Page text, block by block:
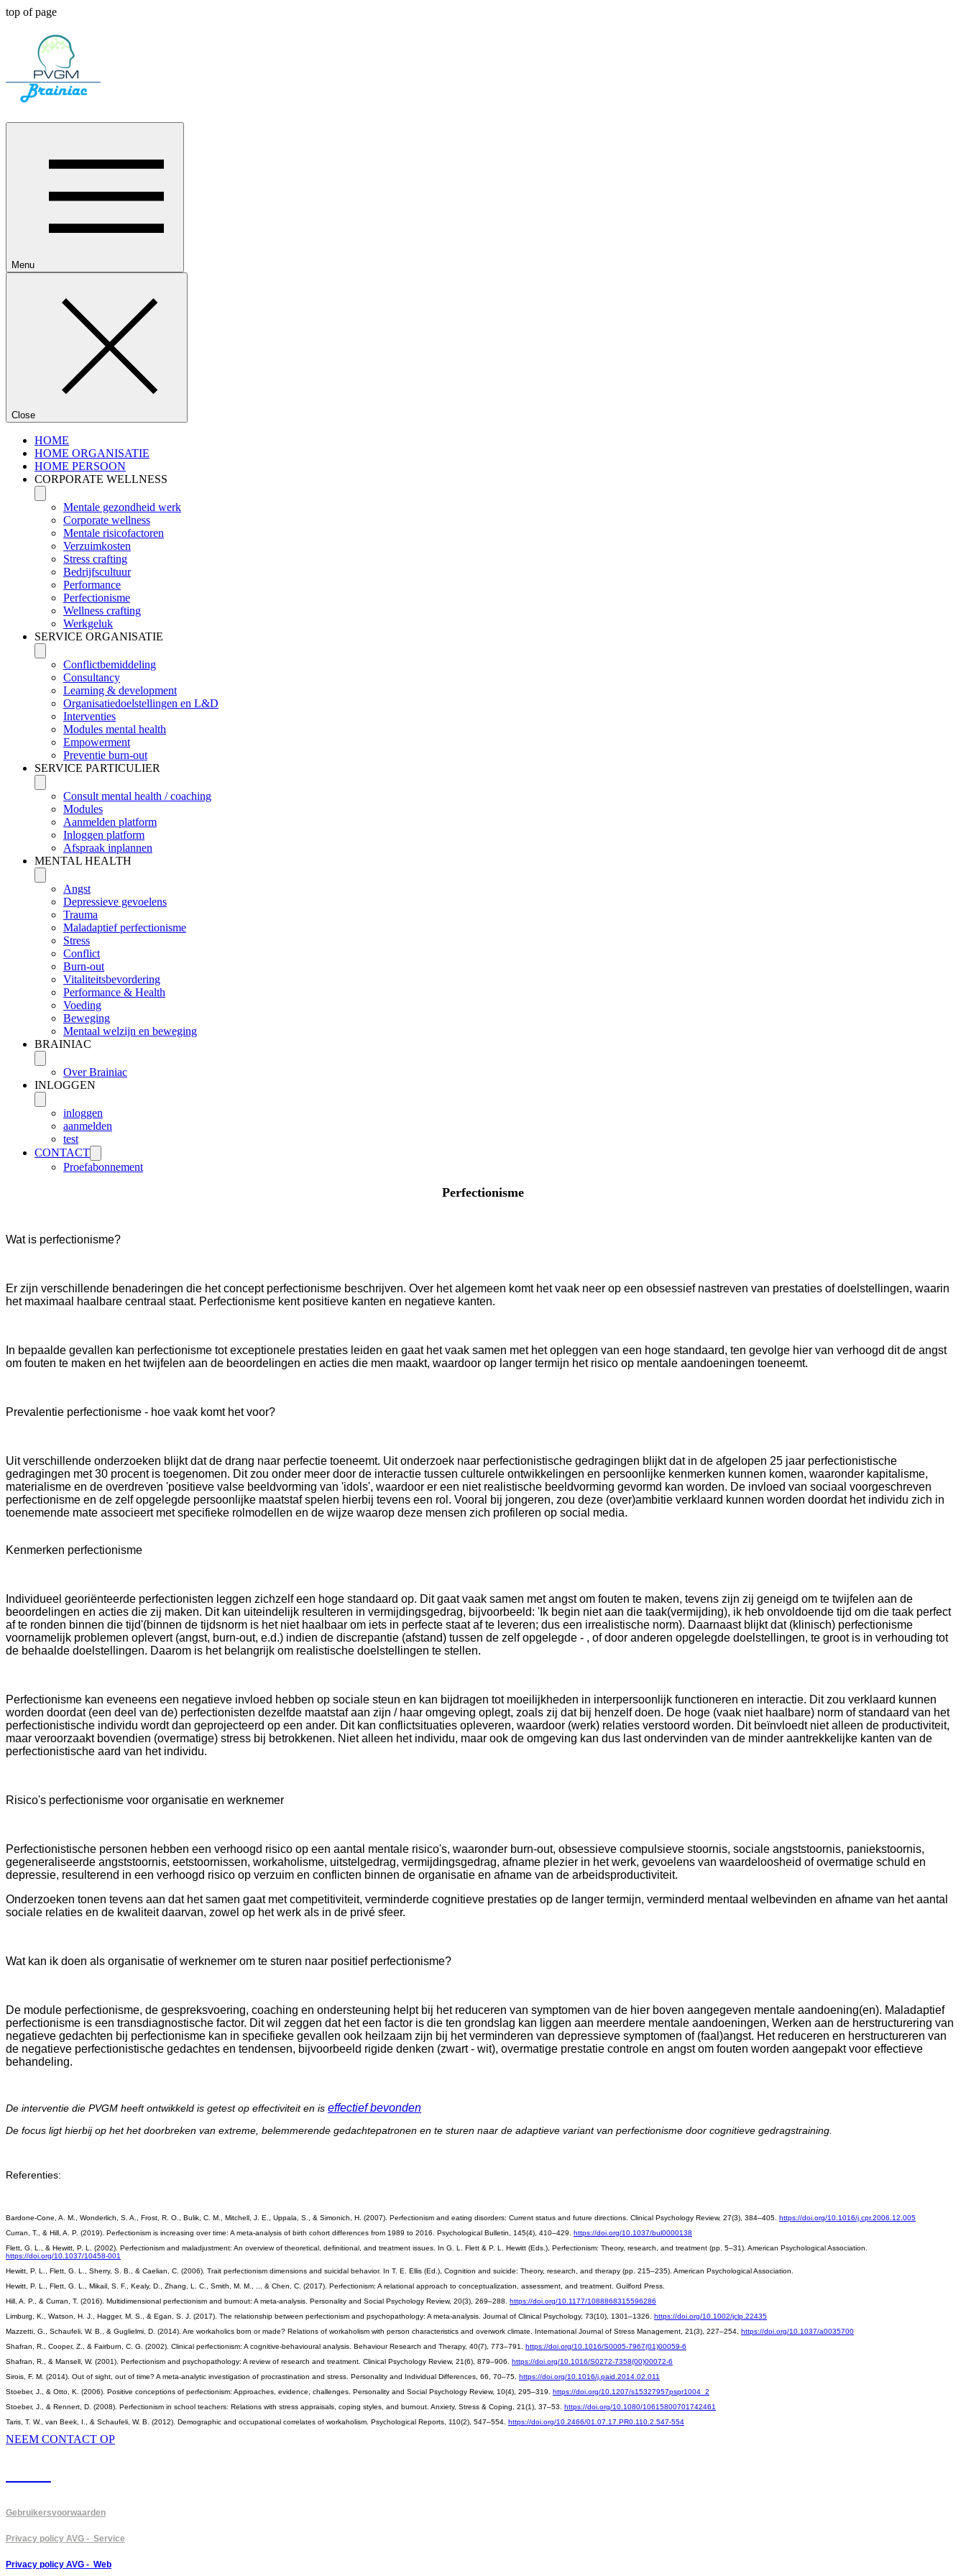
top of page
Menu
Close
HOME
HOME ORGANISATIE
HOME PERSOON
CORPORATE WELLNESS
Mentale gezondheid werk
Corporate wellness
Mentale risicofactoren
Verzuimkosten
Stress crafting
Bedrijfscultuur
Performance
Perfectionisme
Wellness crafting
Werkgeluk
SERVICE ORGANISATIE
Conflictbemiddeling
Consultancy
Learning & development
Organisatiedoelstellingen en L&D
Interventies
Modules mental health
Empowerment
Preventie burn-out
SERVICE PARTICULIER
Consult mental health / coaching
Modules
Aanmelden platform
Inloggen platform
Afspraak inplannen
MENTAL HEALTH
Angst
Depressieve gevoelens
Trauma
Maladaptief perfectionisme
Stress
Conflict
Burn-out
Vitaliteitsbevordering
Performance & Health
Voeding
Beweging
Mentaal welzijn en beweging
BRAINIAC
Over Brainiac
INLOGGEN
inloggen
aanmelden
test
CONTACT
Proefabonnement
Perfectionisme
Wat is perfectionisme?
Er zijn verschillende benaderingen die het concept perfectionisme beschrijven. Over het algemeen komt het vaak neer op een obsessief nastreven van prestaties of doelstellingen, waarin
het maximaal haalbare centraal staat. Perfectionisme kent positieve kanten en negatieve kanten.
In bepaalde gevallen kan perfectionisme tot exceptionele prestaties leiden en gaat het vaak samen met het opleggen van een hoge standaard, ten gevolge hier van verhoogd dit de angst
om fouten te maken en het twijfelen aan de beoordelingen en acties die men maakt, waardoor op langer termijn het risico op mentale aandoeningen toeneemt.
Prevalentie perfectionisme - hoe vaak komt het voor?
Uit verschillende onderzoeken blijkt dat de drang naar perfectie toeneemt. Uit onderzoek naar perfectionistische gedragingen blijkt dat in de afgelopen 25 jaar perfectionistische
gedragingen met 30 procent is toegenomen. Dit zou onder meer door de interactie tussen culturele ontwikkelingen en persoonlijke kenmerken kunnen komen, waaronder kapitalisme,
materialisme en de overdreven 'positieve valse beeldvorming van 'idols', waardoor er een niet realistische beeldvorming gevormd kan worden. De invloed van sociaal voorgeschreven
perfectionisme en de zelf opgelegde persoonlijke maatstaf spelen hierbij tevens een rol. Vooral bij jongeren, zou deze (over)ambitie verklaard kunnen worden doordat het individu zich in
toenemende mate associeert met specifieke rolmodellen en de wijze waarop deze mensen zich profileren op social media.
Kenmerken perfectionisme
Individueel georiënteerde perfectionisten leggen zichzelf een hoge standaard op. Dit gaat vaak samen met angst om fouten te maken, tevens zijn zij geneigd om te twijfelen aan de
beoordelingen en acties die zij maken. Dit kan uiteindelijk resulteren in vermijdingsgedrag, bijvoorbeeld: 'Ik begin niet aan die taak(vermijding), ik heb onvoldoende tijd om die taak perfect
af te ronden binnen die tijd'(binnen de tijdsnorm is het niet haalbaar om iets in perfecte staat af te leveren; dus een irrealistische norm). Daarnaast blijkt dat (klinisch) perfectionisme
voornamelijk problemen oplevert (angst, burn-out, e.d.) indien de discrepantie (afstand) tussen de zelf opgelegde - , of door anderen opgelegde doelstellingen, te groot is in verhouding tot
de behaalde doelstellingen. Daarom is het belangrijk om realistische doelstellingen te stellen.
Perfectionisme kan eveneens een negatieve invloed hebben op sociale steun en kan bijdragen tot moeilijkheden in interpersoonlijk functioneren en interactie. Dit zou verklaard kunnen
worden doordat (een deel van de) perfectionisten dezelfde maatstaf aan zijn / haar omgeving oplegt, zoals zij dat bij henzelf doen. De hoge (vaak niet haalbare) norm of standaard van het
perfectionistische individu wordt dan geprojecteerd op een ander. Dit kan conflictsituaties opleveren, waardoor (werk) relaties verstoord worden. Dit beïnvloedt niet alleen de productiviteit,
maar veroorzaakt bovendien (overmatige) stress bij betrokkenen. Niet alleen het individu, maar ook de omgeving kan dus last ondervinden van de minder aantrekkelijke kanten van de
perfectionistische aard van het individu.
Risico's perfectionisme voor organisatie en werknemer
Perfectionistische personen hebben een verhoogd risico op een aantal mentale risico's, waaronder burn-out, obsessieve compulsieve stoornis, sociale angststoornis, paniekstoornis,
gegeneraliseerde angststoornis, eetstoornissen, workaholisme, uitstelgedrag, vermijdingsgedrag, afname plezier in het werk, gevoelens van waardeloosheid of overmatige schuld en
depressie, resulterend in een verhoogd risico op verzuim en conflicten binnen de organisatie en afname van de arbeidsproductiviteit.
Onderzoeken tonen tevens aan dat het samen gaat met competitiviteit, verminderde cognitieve prestaties op de langer termijn, verminderd mentaal welbevinden en afname van het aantal
sociale relaties en de kwaliteit daarvan, zowel op het werk als in de privé sfeer.
Wat kan ik doen als organisatie of werknemer om te sturen naar positief perfectionisme?
De module perfectionisme, de gespreksvoering, coaching en ondersteuning helpt bij het reduceren van symptomen van de hier boven aangegeven mentale aandoening(en). Maladaptief
perfectionisme is een transdiagnostische factor. Dit wil zeggen dat het een factor is die ten grondslag kan liggen aan meerdere mentale aandoeningen, Werken aan de herstructurering van
negatieve gedachten bij perfectionisme kan in specifieke gevallen ook heilzaam zijn bij het verminderen van depressieve symptomen of (faal)angst. Het reduceren en herstructureren van
de negatieve perfectionistische gedachtes en tendensen, bijvoorbeeld rigide denken (zwart - wit), overmatige prestatie controle en angst om fouten worden aangepakt voor effectieve
behandeling.
De interventie die PVGM heeft ontwikkeld is getest op effectiviteit en is effectief bevonden
De focus ligt hierbij op het het doorbreken van extreme, belemmerende gedachtepatronen en te sturen naar de adaptieve variant van perfectionisme door cognitieve gedragstraining.
Referenties:
Bardone-Cone, A. M., Wonderlich, S. A., Frost, R. O., Bulik, C. M., Mitchell, J. E., Uppala, S., & Simonich, H. (2007). Perfectionism and eating disorders: Current status and future directions. Clinical Psychology Review, 27(3), 384–405. https://doi.org/10.1016/j.cpr.2006.12.005
Curran, T., & Hill, A. P. (2019). Perfectionism is increasing over time: A meta-analysis of birth cohort differences from 1989 to 2016. Psychological Bulletin, 145(4), 410–429. https://doi.org/10.1037/bul0000138
Flett, G. L., & Hewitt, P. L. (2002). Perfectionism and maladjustment: An overview of theoretical, definitional, and treatment issues. In G. L. Flett & P. L. Hewitt (Eds.), Perfectionism: Theory, research, and treatment (pp. 5–31). American Psychological Association.
https://doi.org/10.1037/10458-001
Hewitt, P. L., Flett, G. L., Sherry, S. B., & Caelian, C. (2006). Trait perfectionism dimensions and suicidal behavior. In T. E. Ellis (Ed.), Cognition and suicide: Theory, research, and therapy (pp. 215–235). American Psychological Association.
Hewitt, P. L., Flett, G. L., Mikail, S. F., Kealy, D., Zhang, L. C., Smith, M. M., ... & Chen, C. (2017). Perfectionism: A relational approach to conceptualization, assessment, and treatment. Guilford Press.
Hill, A. P., & Curran, T. (2016). Multidimensional perfectionism and burnout: A meta-analysis. Personality and Social Psychology Review, 20(3), 269–288. https://doi.org/10.1177/1088868315596286
Limburg, K., Watson, H. J., Hagger, M. S., & Egan, S. J. (2017). The relationship between perfectionism and psychopathology: A meta-analysis. Journal of Clinical Psychology, 73(10), 1301–1326. https://doi.org/10.1002/jclp.22435
Mazzetti, G., Schaufeli, W. B., & Guglielmi, D. (2014). Are workaholics born or made? Relations of workaholism with person characteristics and overwork climate. International Journal of Stress Management, 21(3), 227–254. https://doi.org/10.1037/a0035700
Shafran, R., Cooper, Z., & Fairburn, C. G. (2002). Clinical perfectionism: A cognitive-behavioural analysis. Behaviour Research and Therapy, 40(7), 773–791. https://doi.org/10.1016/S0005-7967(01)00059-6
Shafran, R., & Mansell, W. (2001). Perfectionism and psychopathology: A review of research and treatment. Clinical Psychology Review, 21(6), 879–906. https://doi.org/10.1016/S0272-7358(00)00072-6
Sirois, F. M. (2014). Out of sight, out of time? A meta-analytic investigation of procrastination and stress. Personality and Individual Differences, 66, 70–75. https://doi.org/10.1016/j.paid.2014.02.011
Stoeber, J., & Otto, K. (2006). Positive conceptions of perfectionism: Approaches, evidence, challenges. Personality and Social Psychology Review, 10(4), 295–319. https://doi.org/10.1207/s15327957pspr1004_2
Stoeber, J., & Rennert, D. (2008). Perfectionism in school teachers: Relations with stress appraisals, coping styles, and burnout. Anxiety, Stress & Coping, 21(1), 37–53. https://doi.org/10.1080/10615800701742461
Taris, T. W., van Beek, I., & Schaufeli, W. B. (2012). Demographic and occupational correlates of workaholism. Psychological Reports, 110(2), 547–554. https://doi.org/10.2466/01.07.17.PR0.110.2.547-554
NEEM CONTACT OP
Gebruikersvoorwaarden
Privacy policy AVG - Service
Privacy policy AVG - Web